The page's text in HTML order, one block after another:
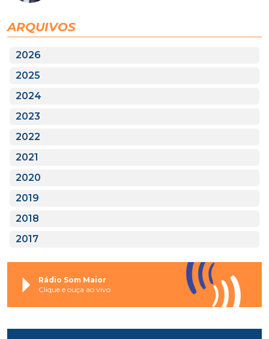
ARQUIVOS
2026
2025
2024
2023
2022
2021
2020
2019
2018
2017
Rádio Som Maior
Clique e ouça ao vivo